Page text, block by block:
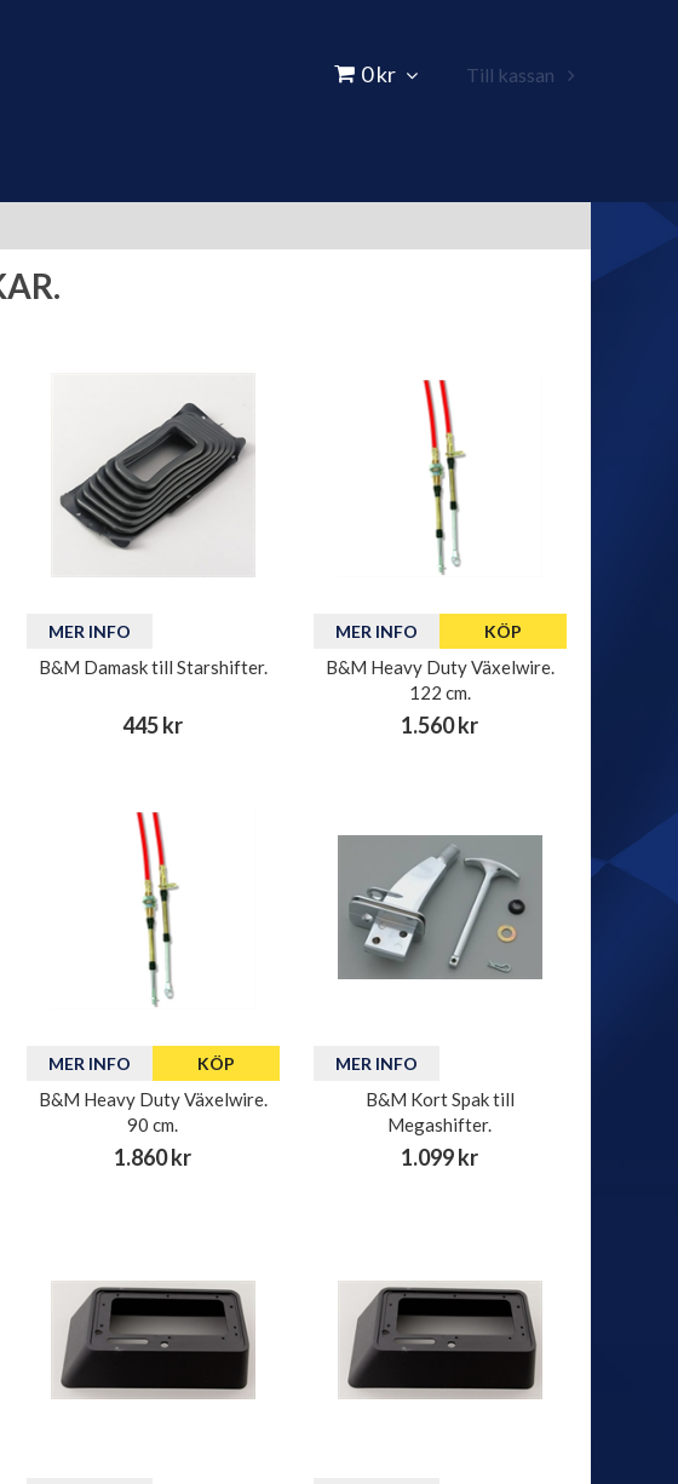
0 kr Till kassan
MER INFO
B&M Damask till Starshifter.
445 kr
MER INFO KÖP
B&M Heavy Duty Växelwire.
122 cm.
1.560 kr
MER INFO KÖP
B&M Heavy Duty Växelwire.
90 cm.
1.860 kr
MER INFO
B&M Kort Spak till
Megashifter.
1.099 kr